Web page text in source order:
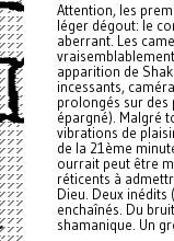
Attention, les
léger dégout: le
aberrant. Les
apparition de
incessants,
prolongés sur des
épargné). Malgré
vibrations de
de la 21ème
ourrait peut être
réticents à
Dieu. Deux inédits
enchaînés. Du
shamanique. Un